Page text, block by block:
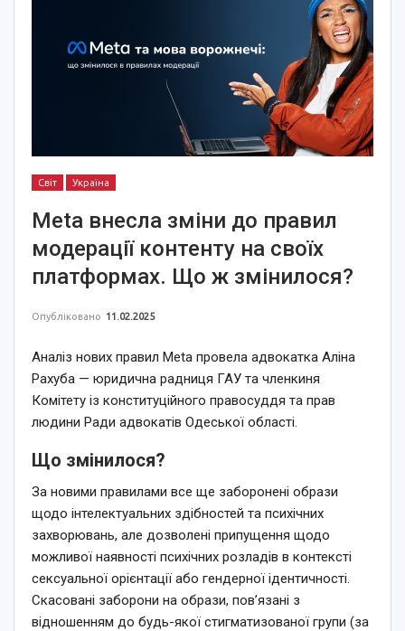
Світ Україна
Meta внесла зміни до правил
модерації контенту на своїх
платформах. Що ж змінилося?
Опубліковано 11.02.2025
Аналіз нових правил Meta провела адвокатка Аліна
Рахуба — юридична радниця ГАУ та членкиня
Комітету із конституційного правосуддя та прав
людини Ради адвокатів Одеської області.
Що змінилося?
За новими правилами все ще заборонені образи
щодо інтелектуальних здібностей та психічних
захворювань, але дозволені припущення щодо
можливої наявності психічних розладів в контексті
сексуальної орієнтації або гендерної ідентичності.
Скасовані заборони на образи, пов’язані з
відношенням до будь-якої стигматизованої групи (за